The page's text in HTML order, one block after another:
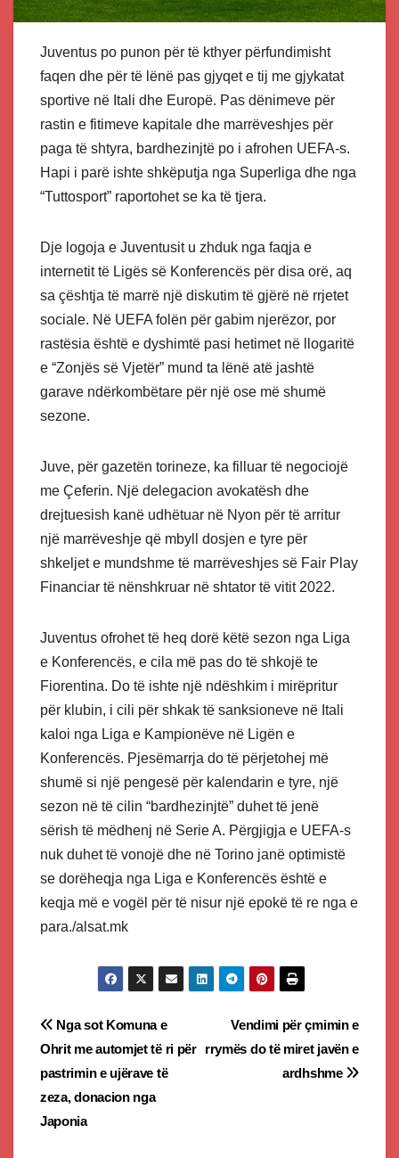
Juventus po punon për të kthyer përfundimisht
faqen dhe për të lënë pas gjyqet e tij me gjykatat
sportive në Itali dhe Europë. Pas dënimeve për
rastin e fitimeve kapitale dhe marrëveshjes për
paga të shtyra, bardhezinjtë po i afrohen UEFA-s.
Hapi i parë ishte shkëputja nga Superliga dhe nga
“Tuttosport” raportohet se ka të tjera.
Dje logoja e Juventusit u zhduk nga faqja e
internetit të Ligës së Konferencës për disa orë, aq
sa çështja të marrë një diskutim të gjërë në rrjetet
sociale. Në UEFA folën për gabim njerëzor, por
rastësia është e dyshimtë pasi hetimet në llogaritë
e “Zonjës së Vjetër” mund ta lënë atë jashtë
garave ndërkombëtare për një ose më shumë
sezone.
Juve, për gazetën torineze, ka filluar të negociojë
me Çeferin. Një delegacion avokatësh dhe
drejtuesish kanë udhëtuar në Nyon për të arritur
një marrëveshje që mbyll dosjen e tyre për
shkeljet e mundshme të marrëveshjes së Fair Play
Financiar të nënshkruar në shtator të vitit 2022.
Juventus ofrohet të heq dorë këtë sezon nga Liga
e Konferencës, e cila më pas do të shkojë te
Fiorentina. Do të ishte një ndëshkim i mirëpritur
për klubin, i cili për shkak të sanksioneve në Itali
kaloi nga Liga e Kampionëve në Ligën e
Konferencës. Pjesëmarrja do të përjetohej më
shumë si një pengesë për kalendarin e tyre, një
sezon në të cilin “bardhezinjtë” duhet të jenë
sërish të mëdhenj në Serie A. Përgjigja e UEFA-s
nuk duhet të vonojë dhe në Torino janë optimistë
se dorëheqja nga Liga e Konferencës është e
keqja më e vogël për të nisur një epokë të re nga e
para./alsat.mk
Post
navigation
Vendimi për çmimin e
rrymës do të miret javën e
ardhshme
Nga sot Komuna e
Ohrit me automjet të ri për
pastrimin e ujërave të
zeza, donacion nga
Japonia